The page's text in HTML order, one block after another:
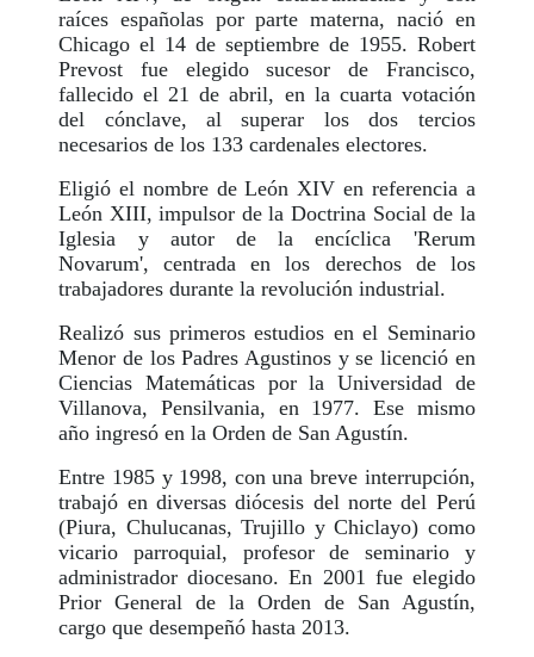
raíces españolas por parte materna, nació en
Chicago el 14 de septiembre de 1955. Robert
Prevost fue elegido sucesor de Francisco,
fallecido el 21 de abril, en la cuarta votación
del cónclave, al superar los dos tercios
necesarios de los 133 cardenales electores.
Eligió el nombre de León XIV en referencia a
León XIII, impulsor de la Doctrina Social de la
Iglesia y autor de la encíclica 'Rerum
Novarum', centrada en los derechos de los
trabajadores durante la revolución industrial.
Realizó sus primeros estudios en el Seminario
Menor de los Padres Agustinos y se licenció en
Ciencias Matemáticas por la Universidad de
Villanova, Pensilvania, en 1977. Ese mismo
año ingresó en la Orden de San Agustín.
Entre 1985 y 1998, con una breve interrupción,
trabajó en diversas diócesis del norte del Perú
(Piura, Chulucanas, Trujillo y Chiclayo) como
vicario parroquial, profesor de seminario y
administrador diocesano. En 2001 fue elegido
Prior General de la Orden de San Agustín,
cargo que desempeñó hasta 2013.